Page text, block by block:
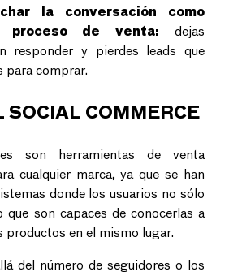
la conversación como
proceso de venta: dejas
responder y pierdes leads que
para comprar.
SOCIAL COMMERCE
son herramientas de venta
cualquier marca, ya que se han
donde los usuarios no sólo
que son capaces de conocerlas a
productos en el mismo lugar.
del número de seguidores o los